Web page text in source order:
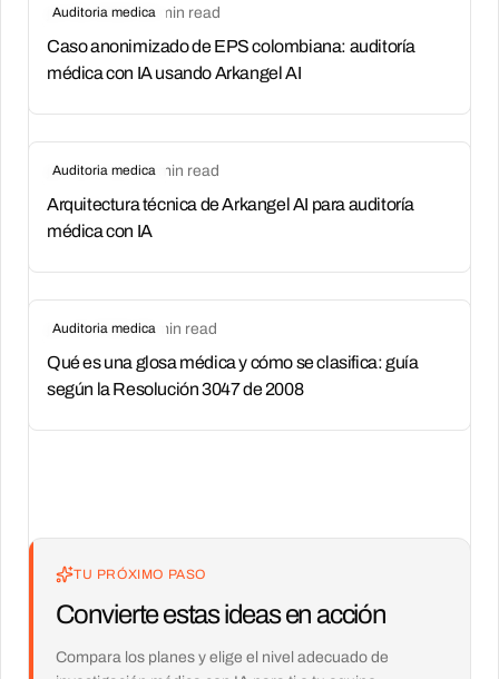
Auditoria medica
jun 22, 2026•02 min read
Caso anonimizado de EPS colombiana: auditoría
médica con IA usando Arkangel AI
Auditoria medica
jun 22, 2026•01 min read
Arquitectura técnica de Arkangel AI para auditoría
médica con IA
Auditoria medica
jun 17, 2026•03 min read
Qué es una glosa médica y cómo se clasifica: guía
según la Resolución 3047 de 2008
TU PRÓXIMO PASO
Convierte estas ideas en acción
Compara los planes y elige el nivel adecuado de